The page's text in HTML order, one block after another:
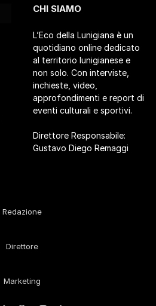
CHI SIAMO
L’Eco della Lunigiana è un
quotidiano online dedicato
al territorio lunigianese e
non solo. Con interviste,
inchieste, video,
approfondimenti e report di
eventi culturali e sportivi.
Direttore Responsabile:
Gustavo Diego Remaggi
Redazione
Direttore
Marketing